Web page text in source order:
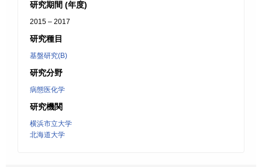
研究期間 (年度)
2015 – 2017
研究種目
基盤研究(B)
研究分野
病態医化学
研究機関
横浜市立大学
北海道大学